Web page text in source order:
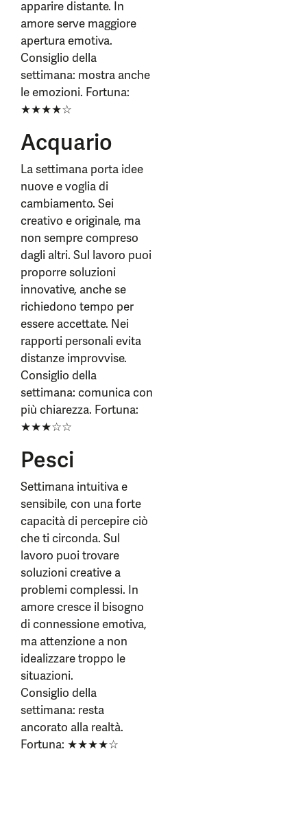
apparire distante. In
amore serve maggiore
apertura emotiva.
Consiglio della
settimana: mostra anche
le emozioni. Fortuna:
★★★★☆
Acquario
La settimana porta idee
nuove e voglia di
cambiamento. Sei
creativo e originale, ma
non sempre compreso
dagli altri. Sul lavoro puoi
proporre soluzioni
innovative, anche se
richiedono tempo per
essere accettate. Nei
rapporti personali evita
distanze improvvise.
Consiglio della
settimana: comunica con
più chiarezza. Fortuna:
★★★☆☆
Pesci
Settimana intuitiva e
sensibile, con una forte
capacità di percepire ciò
che ti circonda. Sul
lavoro puoi trovare
soluzioni creative a
problemi complessi. In
amore cresce il bisogno
di connessione emotiva,
ma attenzione a non
idealizzare troppo le
situazioni.
Consiglio della
settimana: resta
ancorato alla realtà.
Fortuna: ★★★★☆